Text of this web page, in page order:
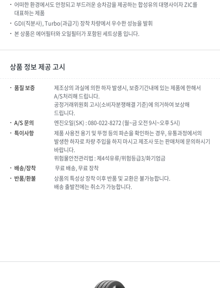
어떠한 환경에서도 안정되고 부드러운 승차감을 제공하는 합성유의 대명사이자 ZIC를
대표하는 제품
GDI(직분사), Turbo(과급기) 장착 차량에서 우수한 성능을 발휘
본 상품은 에어필터와 오일필터가 포함된 세트상품 입니다.
상품 정보 제공 고시​
품질 보증
제조상의 과실에 의한 하자 발생시, 보증기간내에 있는 제품에 한해서
A/S처리해 드립니다.
공정거래위원회 고시(소비자분쟁해결 기준)에 의거하여 보상해
드립니다.
A/S 문의
엔진오일(SK) : 080-022-8272 (월~금 오전 9시~오후 5시)
특이사항
제품 사용전 용기 및 뚜껑 등의 파손을 확인하는 경우, 유통과정에서의
발생한 하자로 차량 주입을 하지 마시고 제조사 또는 판매처에 문의하시기
바랍니다.
위험물안전관리법 : 제4석유류/위험등급3/화기엄금
배송/장착
무료 배송, 무료 장착
반품/환불
상품의 특성상 장착 이후 반품 및 교환은 불가능합니다.
배송 출발전에는 취소가 가능합니다.